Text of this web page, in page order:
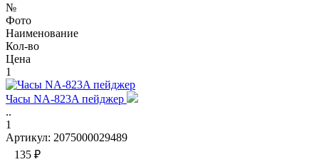
№
Фото
Наименование
Кол-во
Цена
1
Часы NA-823A пейджер
..
1
Артикул: 2075000029489
135 ₽